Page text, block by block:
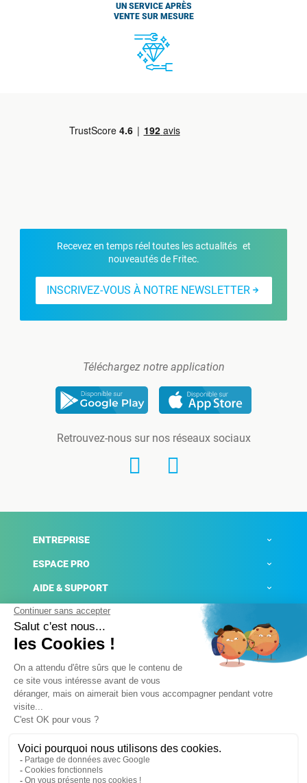
UN SERVICE APRÈS
VENTE SUR MESURE
Recevez en temps réel toutes les actualités et
nouveautés de Fritec.
INSCRIVEZ-VOUS À NOTRE NEWSLETTER
Téléchargez notre application
Retrouvez-nous sur nos réseaux sociaux
ENTREPRISE
ESPACE PRO
AIDE & SUPPORT
ACTUALITÉS
Mentions légales
Conditions générales de ventes